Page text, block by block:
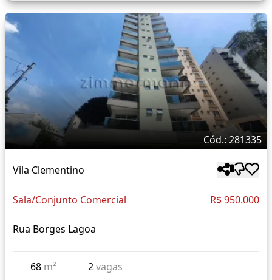
Cód.: 281335
Vila Clementino
Sala/Conjunto Comercial R$ 950.000
Rua Borges Lagoa
68 m² 2vagas